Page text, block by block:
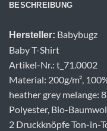
BESCHREIBUNG
Hersteller: Babybugz
Baby T-Shirt
Artikel-Nr.: t_71.0002
Material: 200g/m²,
heather grey melange:
Polyester, Bio-
2 Druckknöpfe Ton-in-